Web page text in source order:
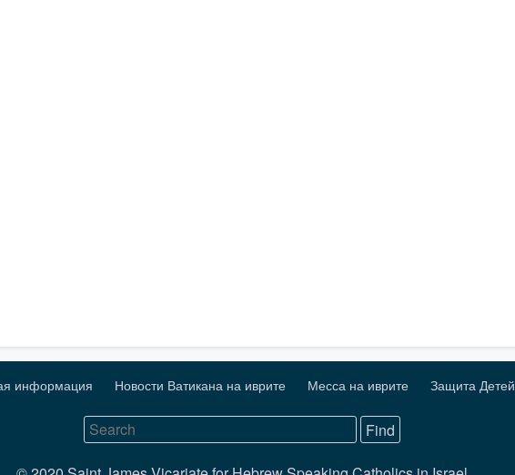
информация Новости Ватикана на иврите Месса на иврите Защита Детей